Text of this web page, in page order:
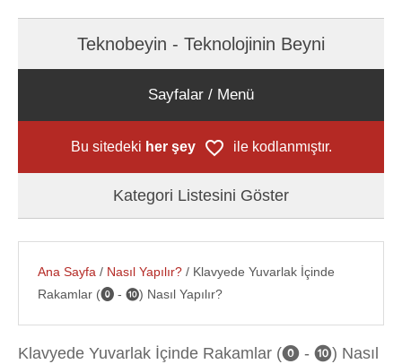
Teknobeyin - Teknolojinin Beyni
Sayfalar / Menü
Bu sitedeki her şey ile kodlanmıştır.
Kategori Listesini Göster
Ana Sayfa / Nasıl Yapılır? / Klavyede Yuvarlak İçinde
Rakamlar (⓿ - ❿) Nasıl Yapılır?
Klavyede Yuvarlak İçinde Rakamlar (⓿ - ❿) Nasıl